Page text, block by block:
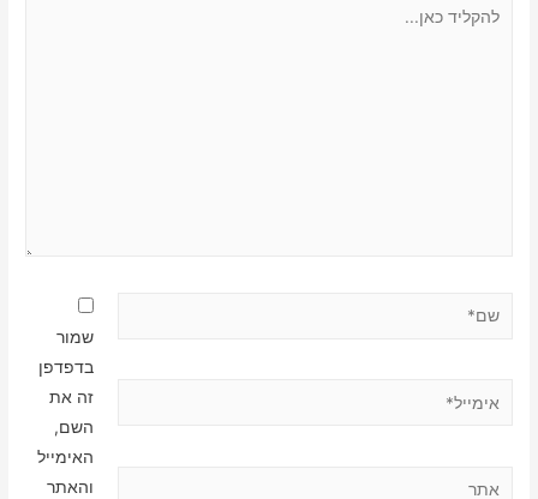
שמור
בדפדפן
זה את
השם,
האימייל
והאתר